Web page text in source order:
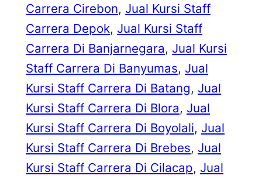
Carrera Cirebon, Jual Kursi Staff
Carrera Depok, Jual Kursi Staff
Carrera Di Banjarnegara, Jual Kursi
Staff Carrera Di Banyumas, Jual
Kursi Staff Carrera Di Batang, Jual
Kursi Staff Carrera Di Blora, Jual
Kursi Staff Carrera Di Boyolali, Jual
Kursi Staff Carrera Di Brebes, Jual
Kursi Staff Carrera Di Cilacap, Jual